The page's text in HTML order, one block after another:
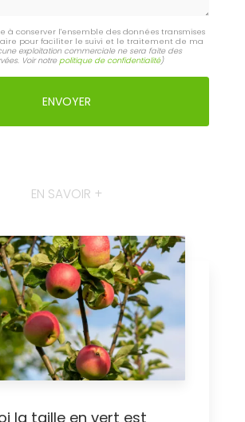
Voir notrepolitique de confidentialité)
EN SAVOIR +